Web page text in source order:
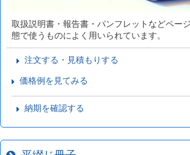
取扱説明書・報告書・パンフレットなどペー
態で使うものによく用いられています。
注文する・見積もりする
価格例を見てみる
納期を確認する